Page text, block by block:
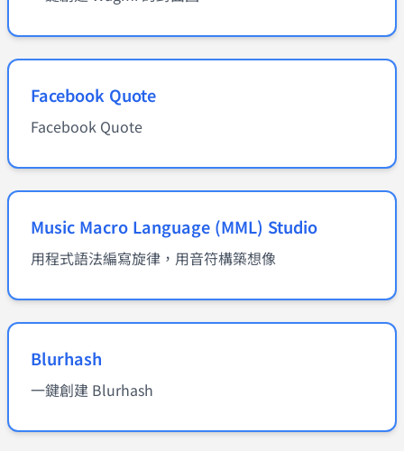
Facebook Quote
Facebook Quote
Music Macro Language (MML) Studio
用程式語法編寫旋律，用音符構築想像
Blurhash
一鍵創建 Blurhash